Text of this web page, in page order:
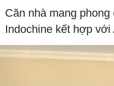
Căn nhà mang
Indochine kết hợp